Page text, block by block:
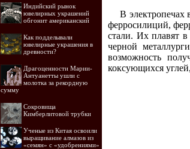
Индийский рынок
ювелирных украшений
обгонит американский
Как подделывали
ювелирные украшения в
древности?
Драгоценности Марии-
Антуанетты ушли с
молотка за рекордную
сумму
Сокровища
Кимберлитовой трубки
Ученые из Китая освоили
выращивание алмазов из
«семян» с «удобрениями»
В электропечах
ферросилиций,
стали. Их плавят в
черной
возможность
коксующихся